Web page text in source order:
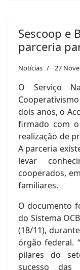
Sescoop e
parceria
Notícias 27
O Serviço
dois anos, o
firmado com
realização de
A parceria
levar
cooperados,
familiares.
O documento
do Sistema
(18/11),
órgão federal.
pilares do
sucesso das